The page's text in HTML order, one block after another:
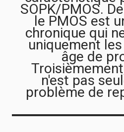
SOPK/PMOS.
le PMOS est
chronique qui
uniquement
âge de
n'est pas
problème de